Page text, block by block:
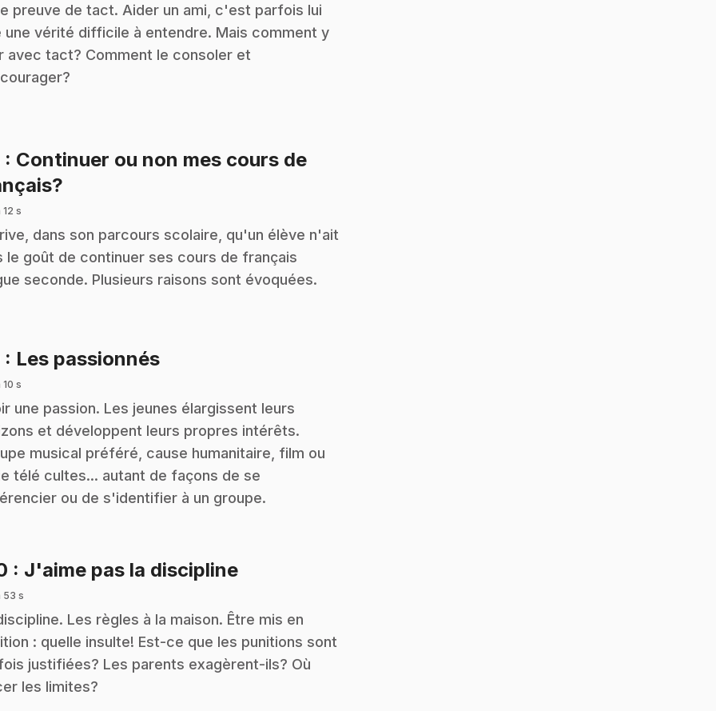
preuve de tact. Aider un ami, c'est parfois lui
une vérité difficile à entendre. Mais comment y
avec tact? Comment le consoler et
: Continuer ou non mes cours de
12 s
dans son parcours scolaire, qu'un élève n'ait
le goût de continuer ses cours de français
seconde. Plusieurs raisons sont évoquées.
: Les passionnés.
10 s
une passion. Les jeunes élargissent leurs
et développent leurs propres intérêts.
musical préféré, cause humanitaire, film ou
télé cultes... autant de façons de se
ou de s'identifier à un groupe.
: J'aime pas la discipline.
53 s
Les règles à la maison. Être mis en
: quelle insulte! Est-ce que les punitions sont
justifiées? Les parents exagèrent-ils? Où
les limites?